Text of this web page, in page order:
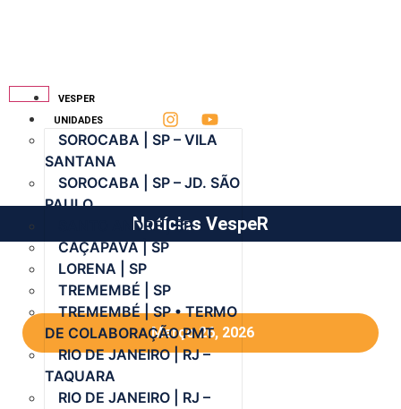
VESPER
UNIDADES
SOROCABA | SP – VILA
SANTANA
SOROCABA | SP – JD. SÃO
PAULO
SANTO ANDRÉ | SP
CAÇAPAVA | SP
LORENA | SP
TREMEMBÉ | SP
TREMEMBÉ | SP • TERMO
DE COLABORAÇÃO PMT
RIO DE JANEIRO | RJ –
TAQUARA
RIO DE JANEIRO | RJ –
Notícias VespeR
Março 26, 2026